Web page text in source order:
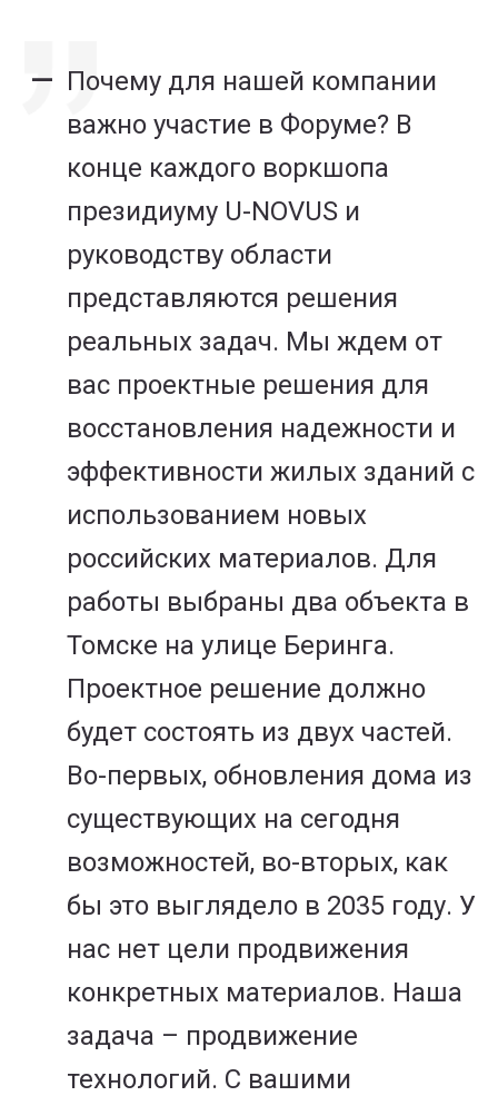
Почему для нашей компании
важно участие в Форуме? В
конце каждого воркшопа
президиуму U-NOVUS и
руководству области
представляются решения
реальных задач. Мы ждем от
вас проектные решения для
восстановления надежности и
эффективности жилых зданий с
использованием новых
российских материалов. Для
работы выбраны два объекта в
Томске на улице Беринга.
Проектное решение должно
будет состоять из двух частей.
Во-первых, обновления дома из
существующих на сегодня
возможностей, во-вторых, как
бы это выглядело в 2035 году. У
нас нет цели продвижения
конкретных материалов. Наша
задача – продвижение
технологий. С вашими